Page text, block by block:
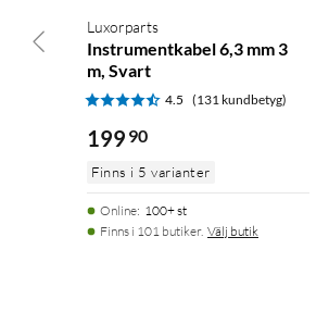
Luxorparts
Instrumentkabel 6,3 mm 3
m, Svart
4.5 (131 kundbetyg)
199 90
Finns i 5 varianter
Online: 100+ st
Finns i 101 butiker. Välj butik